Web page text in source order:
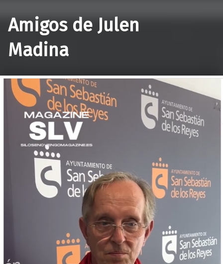
Amigos de Julen
Madina